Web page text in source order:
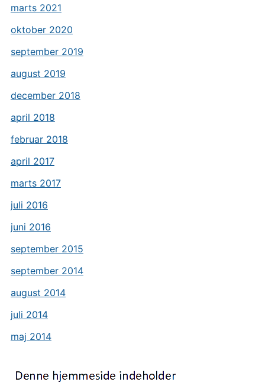
marts 2021
oktober 2020
september 2019
august 2019
december 2018
april 2018
februar 2018
april 2017
marts 2017
juli 2016
juni 2016
september 2015
september 2014
august 2014
juli 2014
maj 2014